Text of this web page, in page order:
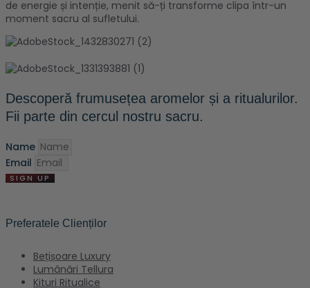
de energie și intenție, menit să-ți transforme clipa într-un
moment sacru al sufletului.
Descoperă frumusețea aromelor și a ritualurilor.
Fii parte din cercul nostru sacru.
Name
Email
SIGN UP
Preferatele Clienților
Bețișoare Luxury
Lumânări Tellura
Kituri Ritualice